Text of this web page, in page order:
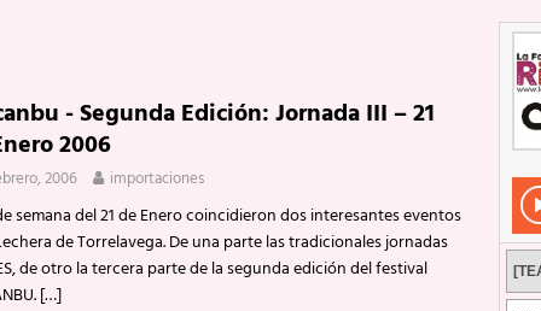
certificados
ENTREVISTAS
Su ‘aullido’ retumbó ferozmente en Fuengirola.
La historia de Nintendo Vol. 2 PUBLICACIONES
- Segunda Edición: Jornada III – 21
2006
2006 importaciones
semana del 21 de Enero coincidieron dos interesantes eventos
de Torrelavega. De una parte las tradicionales jornadas
de otro la tercera parte de la segunda edición del festival
[…]